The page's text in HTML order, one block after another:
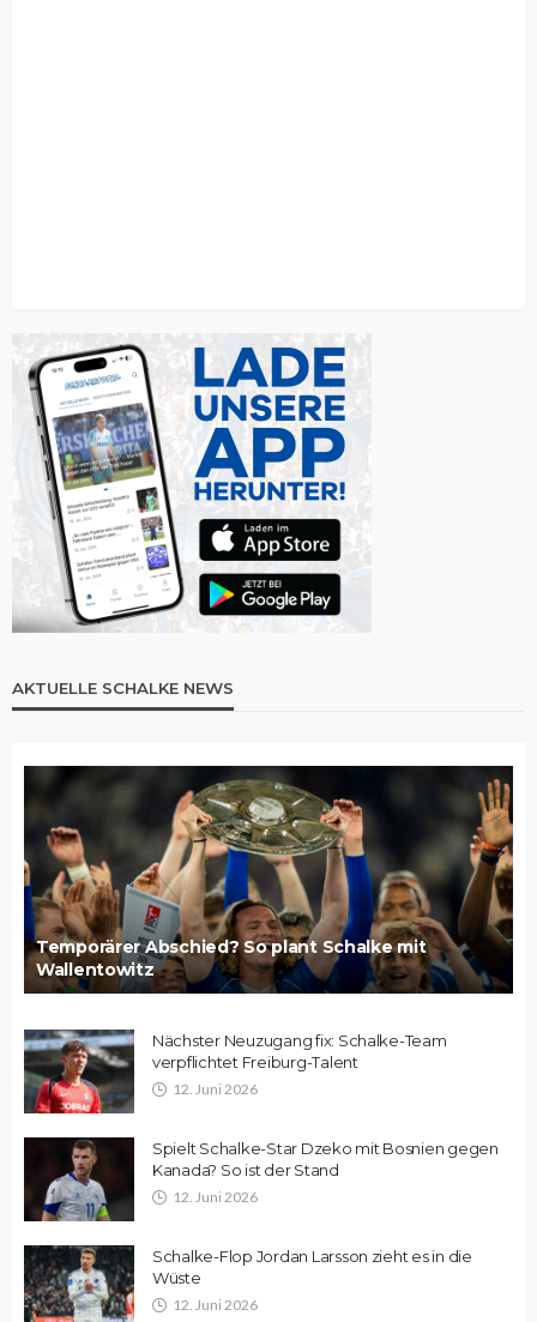
AKTUELLE SCHALKE NEWS
Temporärer Abschied? So plant Schalke mit
Wallentowitz
Nächster Neuzugang fix: Schalke-Team
verpflichtet Freiburg-Talent
12. Juni 2026
Spielt Schalke-Star Dzeko mit Bosnien gegen
Kanada? So ist der Stand
12. Juni 2026
Schalke-Flop Jordan Larsson zieht es in die
Wüste
12. Juni 2026